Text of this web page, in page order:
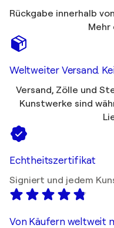
Rückgabe innerhalb
Mehr
Weltweiter Versand.
Versand, Zölle und
Kunstwerke sind
Echtheitszertifikat
Signiert und jedem
Von Käufern weltweit